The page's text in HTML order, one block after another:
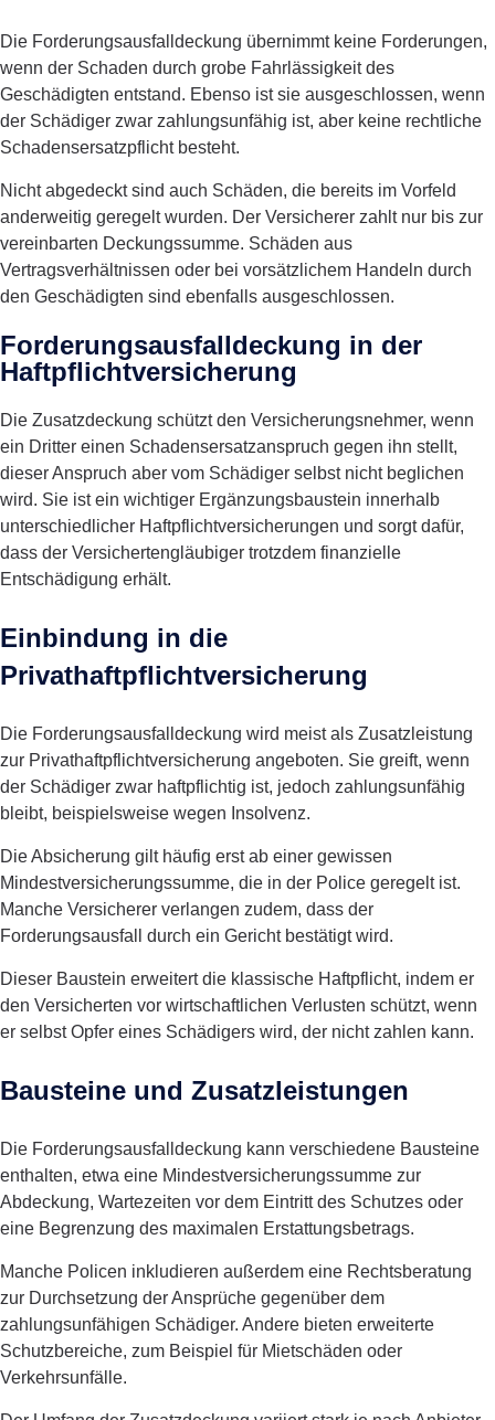
Die Forderungsausfalldeckung übernimmt keine Forderungen,
wenn der Schaden durch grobe Fahrlässigkeit des
Geschädigten entstand. Ebenso ist sie ausgeschlossen, wenn
der Schädiger zwar zahlungsunfähig ist, aber keine rechtliche
Schadensersatzpflicht besteht.
Nicht abgedeckt sind auch Schäden, die bereits im Vorfeld
anderweitig geregelt wurden. Der Versicherer zahlt nur bis zur
vereinbarten Deckungssumme. Schäden aus
Vertragsverhältnissen oder bei vorsätzlichem Handeln durch
den Geschädigten sind ebenfalls ausgeschlossen.
Forderungsausfalldeckung in der
Haftpflichtversicherung
Die Zusatzdeckung schützt den Versicherungsnehmer, wenn
ein Dritter einen Schadensersatzanspruch gegen ihn stellt,
dieser Anspruch aber vom Schädiger selbst nicht beglichen
wird. Sie ist ein wichtiger Ergänzungsbaustein innerhalb
unterschiedlicher Haftpflichtversicherungen und sorgt dafür,
dass der Versichertengläubiger trotzdem finanzielle
Entschädigung erhält.
Einbindung in die
Privathaftpflichtversicherung
Die Forderungsausfalldeckung wird meist als Zusatzleistung
zur Privathaftpflichtversicherung angeboten. Sie greift, wenn
der Schädiger zwar haftpflichtig ist, jedoch zahlungsunfähig
bleibt, beispielsweise wegen Insolvenz.
Die Absicherung gilt häufig erst ab einer gewissen
Mindestversicherungssumme, die in der Police geregelt ist.
Manche Versicherer verlangen zudem, dass der
Forderungsausfall durch ein Gericht bestätigt wird.
Dieser Baustein erweitert die klassische Haftpflicht, indem er
den Versicherten vor wirtschaftlichen Verlusten schützt, wenn
er selbst Opfer eines Schädigers wird, der nicht zahlen kann.
Bausteine und Zusatzleistungen
Die Forderungsausfalldeckung kann verschiedene Bausteine
enthalten, etwa eine Mindestversicherungssumme zur
Abdeckung, Wartezeiten vor dem Eintritt des Schutzes oder
eine Begrenzung des maximalen Erstattungsbetrags.
Manche Policen inkludieren außerdem eine Rechtsberatung
zur Durchsetzung der Ansprüche gegenüber dem
zahlungsunfähigen Schädiger. Andere bieten erweiterte
Schutzbereiche, zum Beispiel für Mietschäden oder
Verkehrsunfälle.